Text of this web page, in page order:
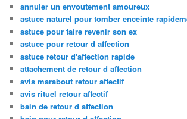
annuler un envoutement amoureux
astuce naturel pour tomber enceinte
astuce pour faire revenir son ex
astuce pour retour d affection
astuce retour d'affection rapide
attachement de retour d affection
avis marabout retour affectif
avis rituel retour affectif
bain de retour d affection